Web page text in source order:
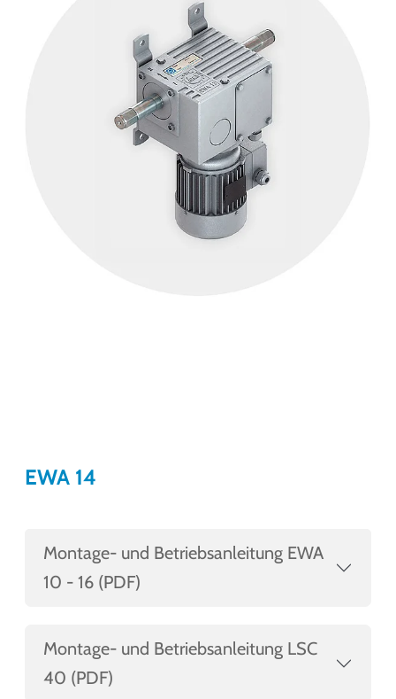
EWA 14
Montage- und Betriebsanleitung EWA
10 - 16 (PDF)
Montage- und Betriebsanleitung LSC
40 (PDF)